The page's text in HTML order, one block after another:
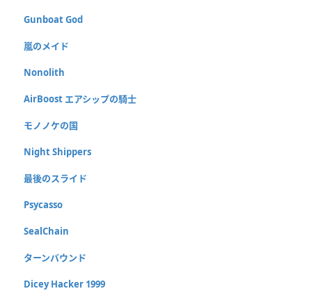
Gunboat God
嵐のメイド
Nonolith
AirBoost エアシップの騎士
モノノケの国
Night Shippers
最後のスライド
Psycasso
SealChain
ターンバウンド
Dicey Hacker 1999